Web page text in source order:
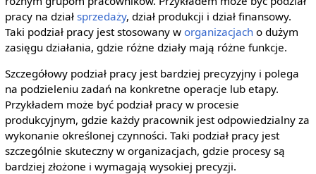
pracy na dział sprzedaży, dział produkcji i dział finansowy.
Taki podział pracy jest stosowany w organizacjacho dużym
zasięgu działania, gdzie różne działy mają różne funkcje.
Szczegółowy podział pracy jest bardziej precyzyjny i polega
na podzieleniu zadań na konkretne operacje lub etapy.
Przykładem może być podział pracy w procesie
produkcyjnym, gdzie każdy pracownik jest odpowiedzialny za
wykonanie określonej czynności. Taki podział pracy jest
szczególnie skuteczny w organizacjach, gdzie procesy są
bardziej złożone i wymagają wysokiej precyzji.